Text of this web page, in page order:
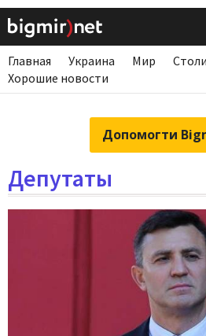
Главная Украина Мир
Хорошие новости
Допомогти
Депутаты